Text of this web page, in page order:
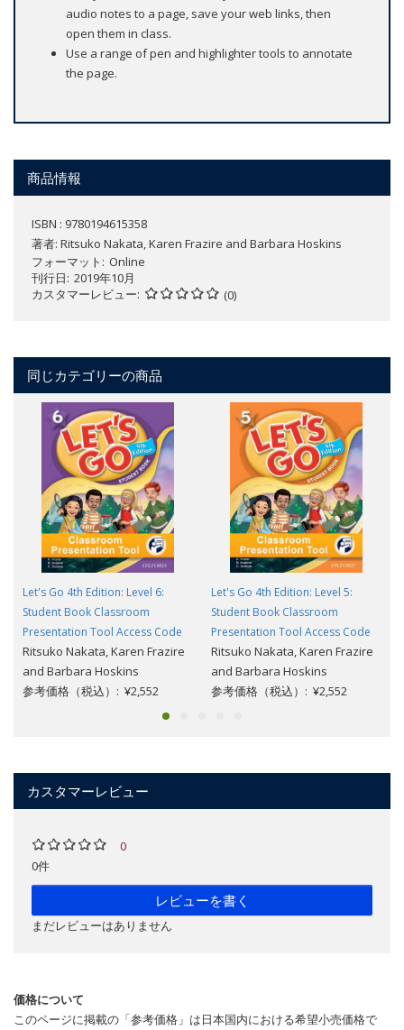
audio notes to a page, save your web links, then
open them in class.
Use a range of pen and highlighter tools to annotate
the page.
商品情報
ISBN : 9780194615358
著者: Ritsuko Nakata, Karen Frazire and Barbara Hoskins
フォーマット
Online
刊行日 2019年10月
カスタマーレビュー
(0)
同じカテゴリーの商品
Let's Go 4th Edition: Level 6:
Student Book Classroom
Presentation Tool Access Code
Ritsuko Nakata, Karen Frazire
and Barbara Hoskins
参考価格（税込）: ¥2,552
Let's Go 4th Edition: Level 5:
Student Book Classroom
Presentation Tool Access Code
Ritsuko Nakata, Karen Frazire
and Barbara Hoskins
参考価格（税込）: ¥2,552
カスタマーレビュー
0
0件
レビューを書く
まだレビューはありません
価格について
このページに掲載の「参考価格」は日本国内における希望小売価格で